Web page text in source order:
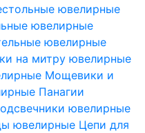
ювелирные
ювелирные
ювелирные
на митру ювелирные
Мощевики и
Панагии
ювелирные
ювелирные Цепи для